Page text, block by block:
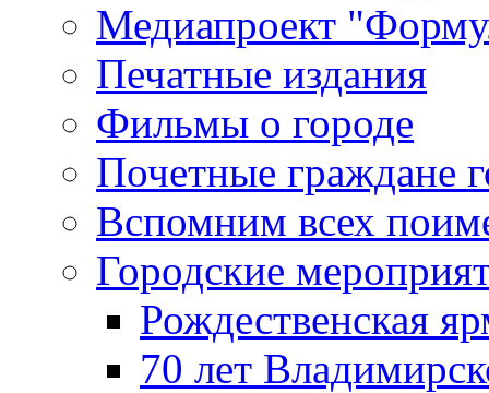
Медиапроект
Печатные издания
Фильмы о городе
Почетные граждане
Вспомним всех
Городские
Рождественская
70 лет